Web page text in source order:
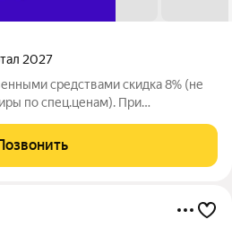
2027
средствами скидка 8% (не
по спец.ценам). При
У покупателя также есть право